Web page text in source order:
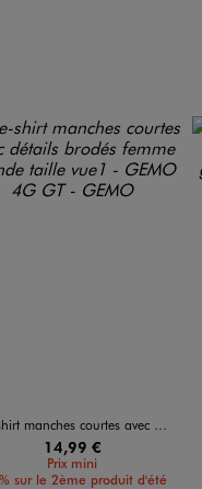
courtes avec détails brodés femme grande taille
14,99 €
Prix mini
sur le 2ème produit d'été